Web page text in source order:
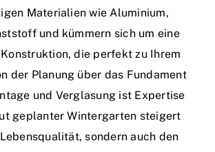
Materialien wie Aluminium,
und kümmern sich um eine
die perfekt zu Ihrem
der Planung über das Fundament
und Verglasung ist Expertise
geplanter Wintergarten steigert
sondern auch den